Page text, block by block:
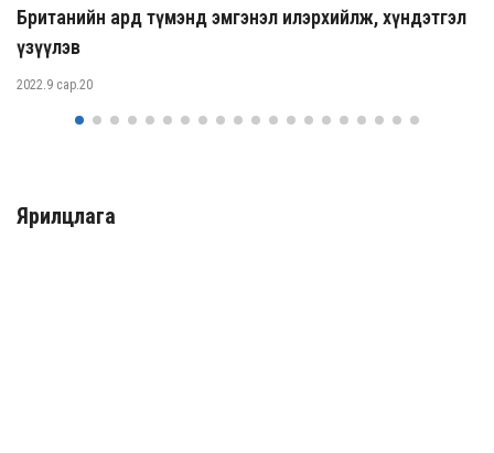
Британийн ард түмэнд эмгэнэл илэрхийлж, хүндэтгэл
үзүүлэв
2022.9 сар.20
Ярилцлага